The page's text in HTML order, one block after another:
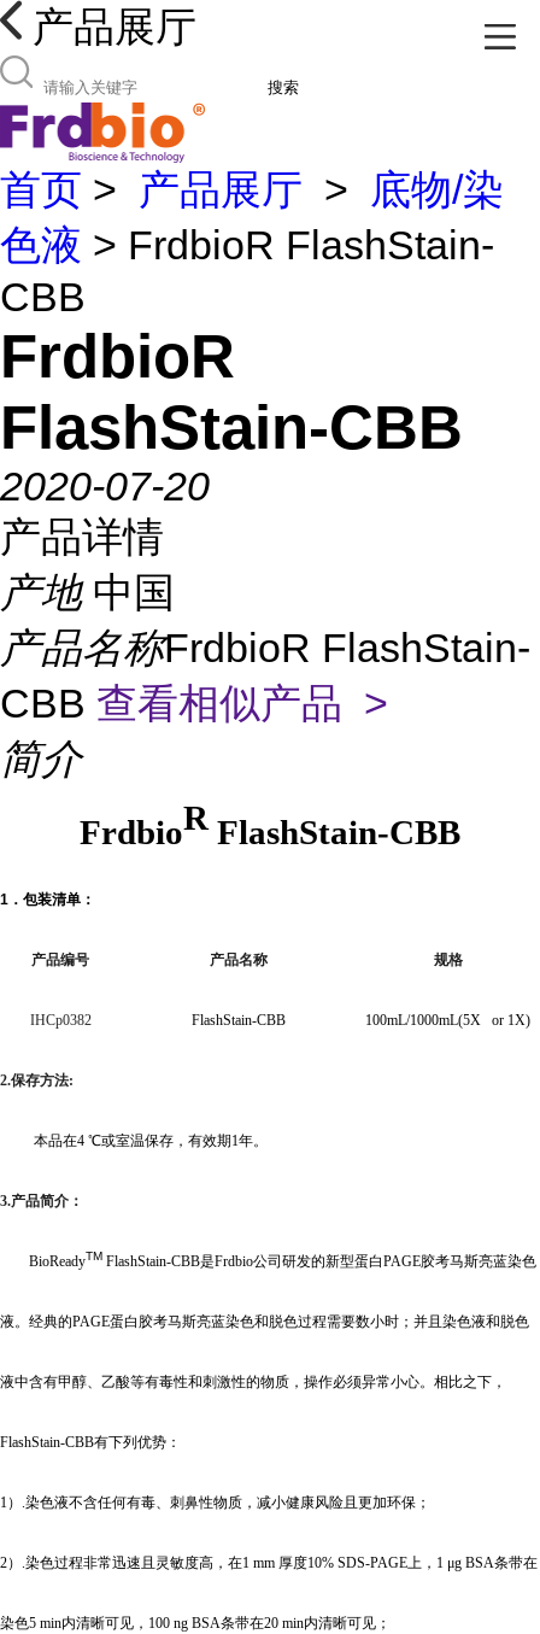
产品展厅
搜索
首页 > 产品展厅 > 底物/染
色液 > FrdbioR FlashStain-
CBB
FrdbioR
FlashStain-CBB
2020-07-20
产品详情
产地 中国
产品名称FrdbioR FlashStain-
CBB 查看相似产品 >
简介
FrdbioRFlashStain-CBB
1 ． 包装清单：
产品编号 产品名称 规格
IHCp0382 FlashStain-CBB 100mL/1000mL(5X or 1X)
2.保存方法:
本品在4 ℃或室温保存，有效期1年。
3.产品简介：
BioReadyTM FlashStain-CBB是Frdbio公司研发的新型蛋白PAGE胶考马斯亮蓝染色
液。经典的PAGE蛋白胶考马斯亮蓝染色和脱色过程需要数小时；并且染色液和脱色
液中含有甲醇、乙酸等有毒性和刺激性的物质，操作必须异常小心。相比之下，
FlashStain-CBB有下列优势：
1）.染色液不含任何有毒、刺鼻性物质，减小健康风险且更加环保；
2）.染色过程非常迅速且灵敏度高，在1 mm 厚度10% SDS-PAGE上，1 μg BSA条带在
染色5 min内清晰可见，100 ng BSA条带在20 min内清晰可见；